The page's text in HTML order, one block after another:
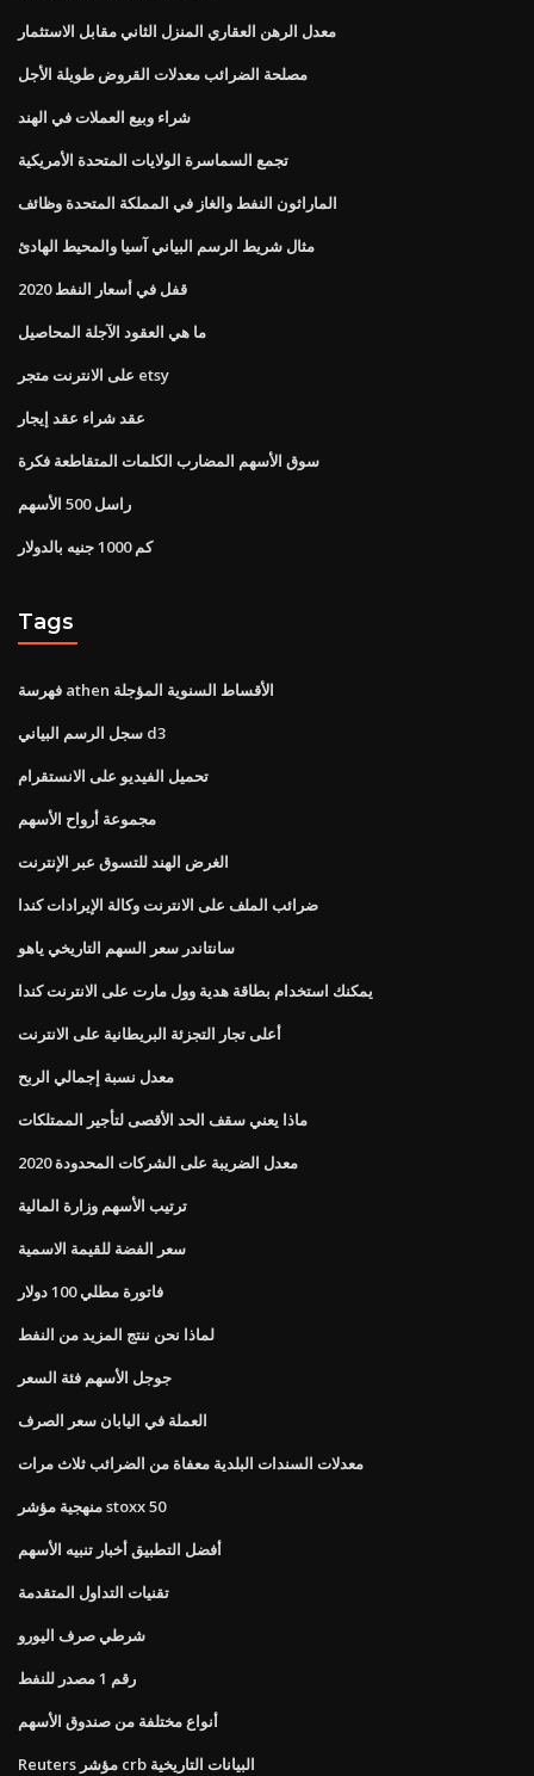
معدل الرهن العقاري المنزل الثاني مقابل الاستثمار
مصلحة الضرائب معدلات القروض طويلة الأجل
شراء وبيع العملات في الهند
تجمع السماسرة الولايات المتحدة الأمريكية
الماراثون النفط والغاز في المملكة المتحدة وظائف
مثال شريط الرسم البياني آسيا والمحيط الهادئ
قفل في أسعار النفط 2020
ما هي العقود الآجلة المحاصيل
على الانترنت متجر etsy
عقد شراء عقد إيجار
سوق الأسهم المضارب الكلمات المتقاطعة فكرة
راسل 500 الأسهم
كم 1000 جنيه بالدولار
Tags
فهرسة athen الأقساط السنوية المؤجلة
سجل الرسم البياني d3
تحميل الفيديو على الانستقرام
مجموعة أرواح الأسهم
الغرض الهند للتسوق عبر الإنترنت
ضرائب الملف على الانترنت وكالة الإيرادات كندا
سانتاندر سعر السهم التاريخي ياهو
يمكنك استخدام بطاقة هدية وول مارت على الانترنت كندا
أعلى تجار التجزئة البريطانية على الانترنت
معدل نسبة إجمالي الربح
ماذا يعني سقف الحد الأقصى لتأجير الممتلكات
معدل الضريبة على الشركات المحدودة 2020
ترتيب الأسهم وزارة المالية
سعر الفضة للقيمة الاسمية
فاتورة مطلي 100 دولار
لماذا نحن ننتج المزيد من النفط
جوجل الأسهم فئة السعر
العملة في اليابان سعر الصرف
معدلات السندات البلدية معفاة من الضرائب ثلاث مرات
منهجية مؤشر stoxx 50
أفضل التطبيق أخبار تنبيه الأسهم
تقنيات التداول المتقدمة
شرطي صرف اليورو
رقم 1 مصدر للنفط
أنواع مختلفة من صندوق الأسهم
Reuters مؤشر crb البيانات التاريخية